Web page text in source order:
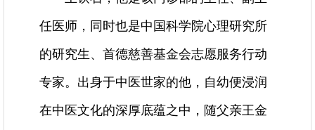
任医师，同时也是中国科学院心理研究所
的研究生、首德慈善基金会志愿服务行动
专家。出身于中医世家的他，自幼便浸润
在中医文化的深厚底蕴之中，随父亲王金